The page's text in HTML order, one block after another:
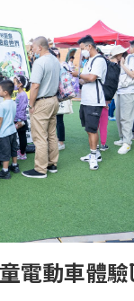
電動車體驗